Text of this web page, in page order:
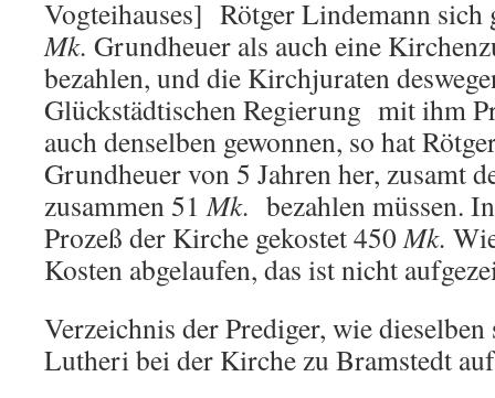
Vogteihauses] Rötger Lindemann sich
Mk. Grundheuer als auch eine
bezahlen, und die Kirchjuraten
Glückstädtischen Regierung mit ihm
auch denselben gewonnen, so hat
Grundheuer von 5 Jahren her, zusamt
zusammen 51Mk. bezahlen müssen.
Prozeß der Kirche gekostet 450Mk.
Kosten abgelaufen, das ist nicht
Verzeichnis der Prediger, wie
Lutheri bei der Kirche zu Bramstedt